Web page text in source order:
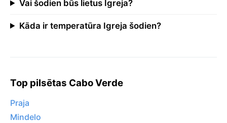
Vai šodien būs lietus Igreja?
Kāda ir temperatūra Igreja šodien?
Top pilsētas Cabo Verde
Praja
Mindelo